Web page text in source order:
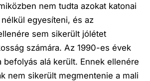
nem tudta azokat katonai
egyesíteni, és az
sem sikerült jólétet
számára. Az 1990-es évek
befolyás alá került. Ennek ellenére
nem sikerült megmentenie a mali